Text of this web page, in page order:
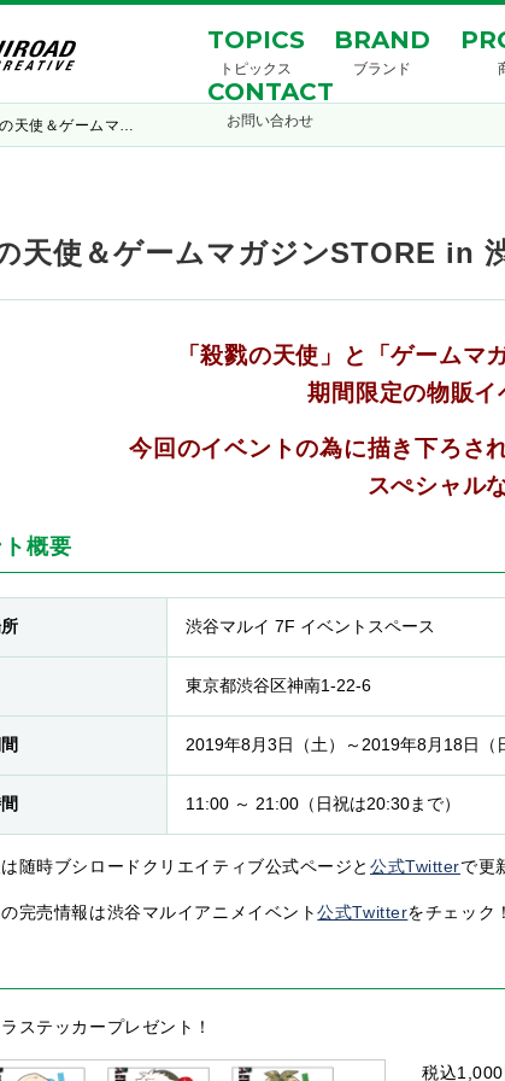
TOPICS
トピックス
BRAND
ブランド
CONTACT
お問い合わせ
天使＆ゲームマ…
天使＆ゲームマガジンSTORE in
「殺戮の天使」と「ゲームマ
期間限定の物販イ
今回のイベントの為に描き下ろさ
スぺシャル
概要
渋谷マルイ 7F イベントスペース
東京都渋谷区神南1-22-6
2019年8月3日（土）～2019年8月18日（
11:00 ～ 21:00（日祝は20:30まで）
随時ブシロードクリエイティブ公式ページと 公式Twitterで更
売情報は渋谷マルイアニメイベント公式Twitterをチェック！
ステッカープレゼント！
税込